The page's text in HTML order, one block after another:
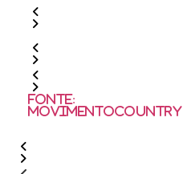
Fonte:
MovimentoCountry